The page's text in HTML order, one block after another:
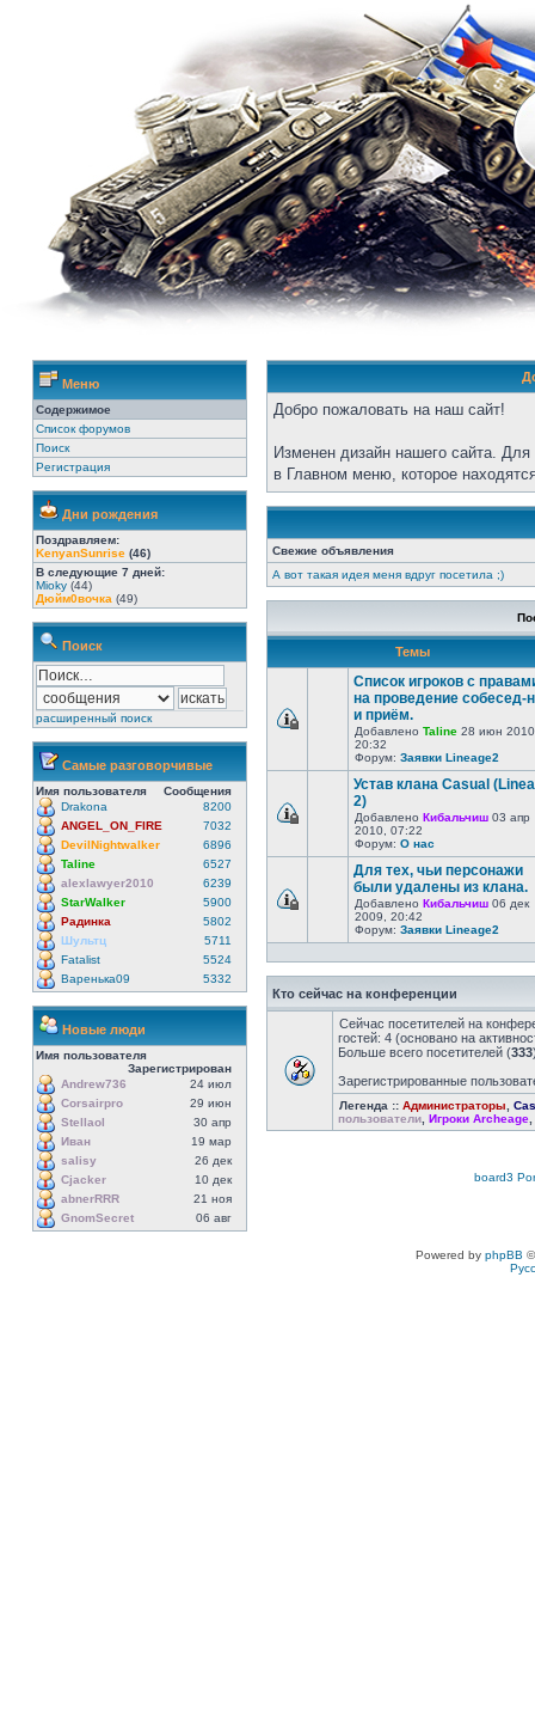
Меню
Содержимое
Список форумов
Поиск
Регистрация
Дни рождения
Поздравляем:
KenyanSunrise (46)
В следующие 7 дней:
Mioky (44)
Дюйм0вочка (49)
Поиск
расширенный поиск
Самые разговорчивые
Имя пользователя
Сообщения
Drakona
8200
ANGEL_ON_FIRE
7032
DevilNightwalker
6896
Taline
6527
alexlawyer2010
6239
StarWalker
5900
Радинка
5802
Шультц
5711
Fatalist
5524
Варенька09
5332
Новые люди
Имя пользователя
Зарегистрирован
Andrew736
24 июл
Corsairpro
29 июн
Stellaol
30 апр
Иван
19 мар
salisy
26 дек
Cjacker
10 дек
abnerRRR
21 ноя
GnomSecret
06 авг
Добро пожаловать на наш сайт!
Изменен дизайн нашего сайта.
в Главном меню, которое
Свежие объявления
А вот такая идея меня вдруг посетила ;)
Темы
Список игроков с
на проведение собесед-
и приём.
Добавлено Taline 28 июн
20:32
Форум: Заявки Lineage2
Устав клана Casual
2)
Добавлено Кибальчиш 03 апр
2010, 07:22
Форум: О нас
Для тех, чьи персонажи
были удалены из клана.
Добавлено Кибальчиш 06 дек
2009, 20:42
Форум: Заявки Lineage2
Кто сейчас на конференции
Сейчас посетителей на
гостей: 4 (основано на
Больше всего посетителей (333
Зарегистрированные
Легенда :: Администраторы
пользователи Игроки Archeage
board3
Powered by phpBB